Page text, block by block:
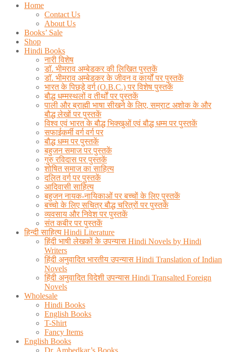
Home
Contact Us
About Us
Books’ Sale
Shop
Hindi Books
नारी विशेष
डॉ. भीमराव अम्बेडकर की लिखित पुस्तकें
डॉ. भीमराव अम्बेडकर के जीवन व कार्यों पर पुस्तकें
भारत के पिछड़े वर्ग (O.B.C.) पर विशेष पुस्तकें
बौद्ध धम्मस्थलों व तीर्थों पर पुस्तकें
पाली और ब्राह्मी भाषा सीखने के लिए, सम्राट अशोक के और
बौद्ध लेखों पर पुस्तकें
विश्व एवं भारत के बौद्ध भिक्खुओं एवं बौद्ध धम्म पर पुस्तकें
सफाईकर्मी वर्ग वर्ग पर
बौद्ध धम्म पर पुस्तकें
बहुजन समाज पर पुस्तकें
गुरु रविदास पर पुस्तकें
शोषित समाज का साहित्य
दलित वर्ग पर पुस्तकें
आदिवासी साहित्य
बहुजन नायक-नायिकाओं पर बच्चों के लिए पुस्तकें
बच्चो के लिए सचित्र बौद्ध चरित्रों पर पुस्तकें
व्यवसाय और निवेश पर पुस्तकें
संत कबीर पर पुस्तकें
हिन्दी साहित्य Hindi Literature
हिंदी भाषी लेखकों के उपन्यास Hindi Novels by Hindi
Writers
हिंदी अनुवादित भारतीय उपन्यास Hindi Translation of Indian
Novels
हिंदी अनुवादित विदेशी उपन्यास Hindi Transalted Foreign
Novels
Wholesale
Hindi Books
English Books
T-Shirt
Fancy Items
English Books
Dr. Ambedkar’s Books